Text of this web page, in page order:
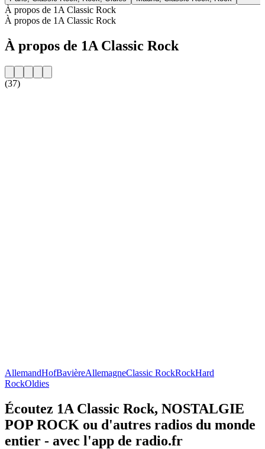
À propos de 1A Classic Rock
À propos de 1A Classic Rock
À propos de 1A Classic Rock
(37)
AllemandHofBavièreAllemagneClassic RockRockHard
RockOldies
Écoutez 1A Classic Rock, NOSTALGIE
POP ROCK ou d'autres radios du monde
entier - avec l'app de radio.fr